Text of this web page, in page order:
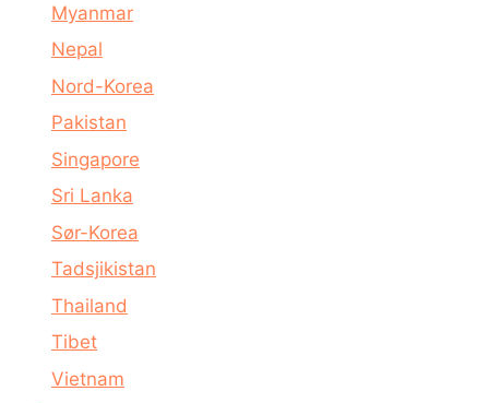
Myanmar
Nepal
Nord-Korea
Pakistan
Singapore
Sri Lanka
Sør-Korea
Tadsjikistan
Thailand
Tibet
Vietnam